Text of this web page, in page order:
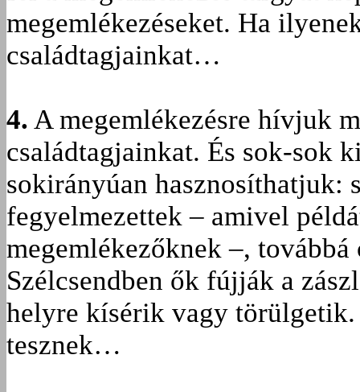
megemlékezéseket. Ha
családtagjainkat…
4. A megemlékezésre hívjuk
családtagjainkat. És sok-sok
sokirányúan hasznosíthatjuk:
fegyelmezettek – amivel
megemlékezőknek –,
Szélcsendben ők fújják a
helyre kísérik vagy
tesznek…